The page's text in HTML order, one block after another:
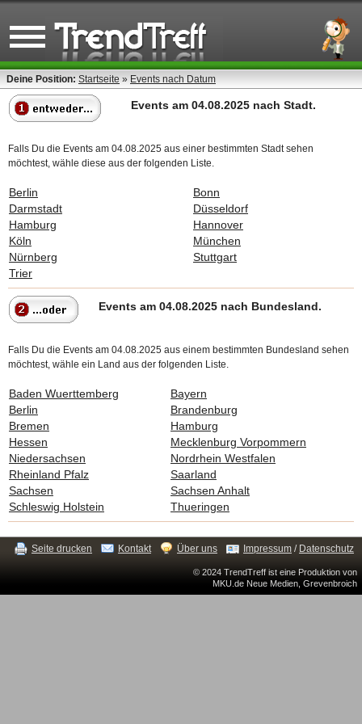
Deine Position: Startseite » Events nach Datum
Events am 04.08.2025 nach Stadt.
Falls Du die Events am 04.08.2025 aus einer bestimmten Stadt sehen
möchtest, wähle diese aus der folgenden Liste.
Berlin
Bonn
Darmstadt
Düsseldorf
Hamburg
Hannover
Köln
München
Nürnberg
Stuttgart
Trier
Events am 04.08.2025 nach Bundesland.
Falls Du die Events am 04.08.2025 aus einem bestimmten Bundesland sehen
möchtest, wähle ein Land aus der folgenden Liste.
Baden Wuerttemberg
Bayern
Berlin
Brandenburg
Bremen
Hamburg
Hessen
Mecklenburg Vorpommern
Niedersachsen
Nordrhein Westfalen
Rheinland Pfalz
Saarland
Sachsen
Sachsen Anhalt
Schleswig Holstein
Thueringen
Seite drucken Kontakt Über uns Impressum / Datenschutz
© 2024 TrendTreff ist eine Produktion von
MKU.de Neue Medien, Grevenbroich